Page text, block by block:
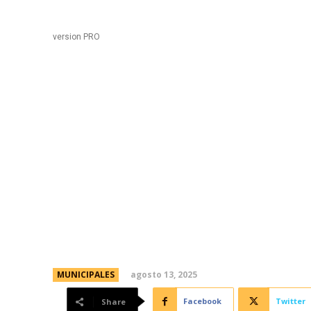
version PRO
MUNICIPALES agosto 13, 2025
Share Facebook Twitter